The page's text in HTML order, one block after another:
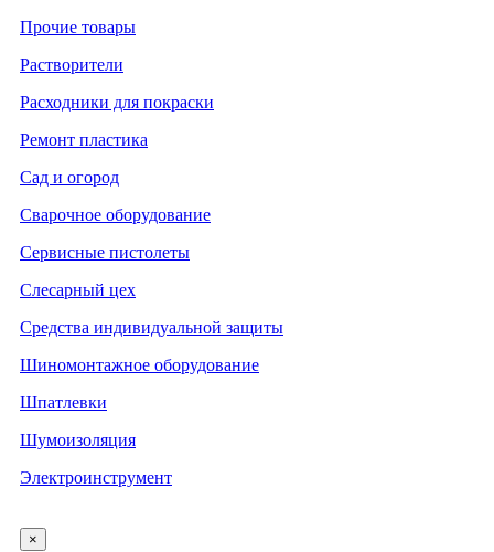
Прочие товары
Растворители
Расходники для покраски
Ремонт пластика
Сад и огород
Сварочное оборудование
Сервисные пистолеты
Слесарный цех
Средства индивидуальной защиты
Шиномонтажное оборудование
Шпатлевки
Шумоизоляция
Электроинструмент
×